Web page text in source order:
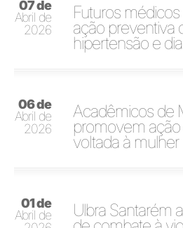
07 de
Abril de
2026
Futuros
ação preventiva
hipertensão e
06 de
Abril de
2026
Acadêmicos de
promovem
voltada à mulher
01 de
Abril de
Ulbra Santarém